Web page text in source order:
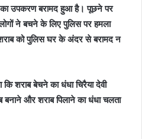
का उपकरण बरामद हुआ है। पूछने पर
ने बचने के लिए पुलिस पर हमला
को पुलिस घर के अंदर से बरामद न
कि शराब बेचने का धंधा चिरैया देवी
और शराब पिलाने का धंधा चलता